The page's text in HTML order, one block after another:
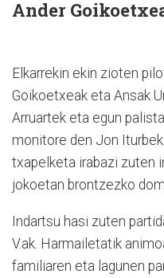
Ander
Elkarrekin ekin zioten
Goikoetxeak eta Ansak
Arruartek eta egun
monitore den Jon
txapelketa irabazi zuten
jokoetan brontzezko
Indartsu hasi zuten
V.ak. Harmailetatik
familiaren eta lagunen